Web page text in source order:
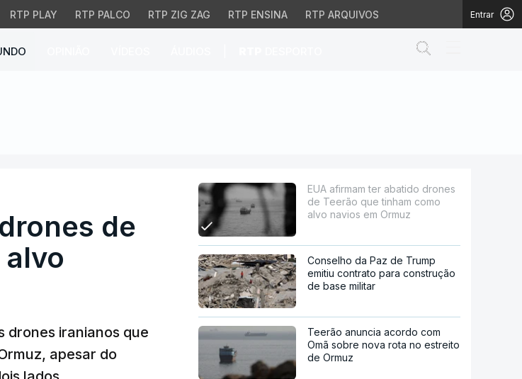
RTP PLAY RTP PALCO RTP ZIG ZAG RTP ENSINA RTP ARQUIVOS Entrar
de Teerão que tinham como alvo
de
drones iranianos que
apesar do
EUA afirmam ter abatido drones
de Teerão que tinham como
alvo navios em Ormuz
Conselho da Paz de Trump
emitiu contrato para construção
de base militar
Teerão anuncia acordo com
Omã sobre nova rota no estreito
de Ormuz